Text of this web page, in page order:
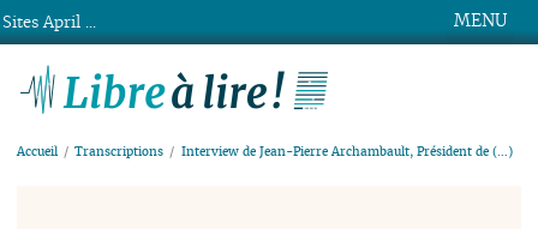
MENU
Accueil Transcriptions Interview de Jean-Pierre Archambault, Président de (…)
Sites April ...